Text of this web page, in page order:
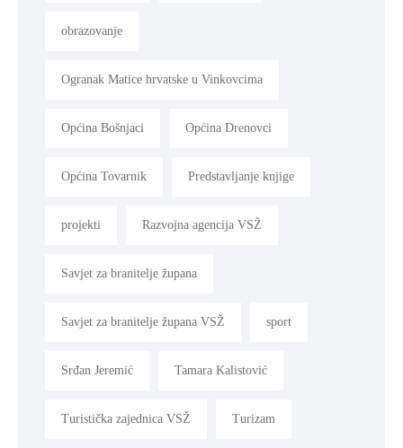
obrazovanje
Ogranak Matice hrvatske u Vinkovcima
Općina Bošnjaci Općina Drenovci
Općina Tovarnik Predstavljanje knjige
projekti Razvojna agencija VSŽ
Savjet za branitelje župana
Savjet za branitelje župana VSŽ sport
Srđan Jeremić Tamara Kalistović
Turistička zajednica VSŽ Turizam